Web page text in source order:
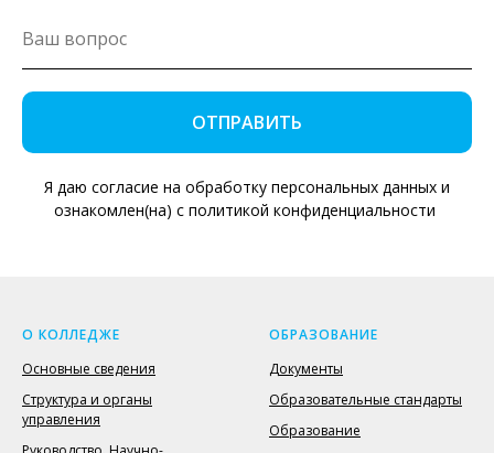
ОТПРАВИТЬ
Я даю согласие на обработку персональных данных и
ознакомлен(на) с политикой конфиденциальности
О КОЛЛЕДЖЕ
Основные сведения
Структура и органы
управления
ОБРАЗОВАНИЕ
Документы
Образовательные стандарты
Образование